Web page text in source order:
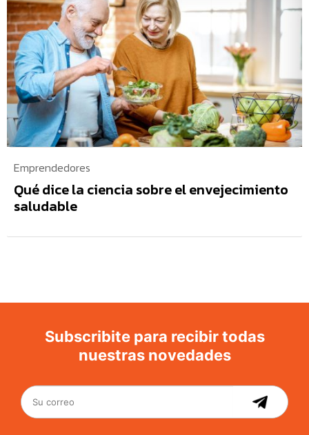
Emprendedores
Qué dice la ciencia sobre el envejecimiento
saludable
Subscribite para recibir todas
nuestras novedades